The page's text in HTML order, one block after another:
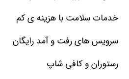
خدمات سلامت با هزینه ی کم
سرویس های رفت و آمد رایگان
رستوران و کافی شاپ